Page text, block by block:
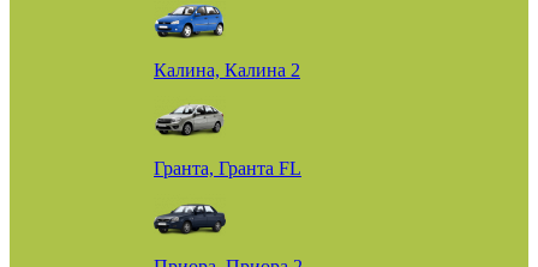
Калина, Калина 2
Гранта, Гранта FL